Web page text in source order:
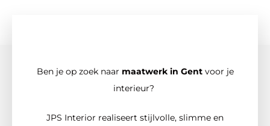
Ben je op zoek naar maatwerk in Gentvoor je
interieur?
JPS Interior realiseert stijlvolle, slimme en